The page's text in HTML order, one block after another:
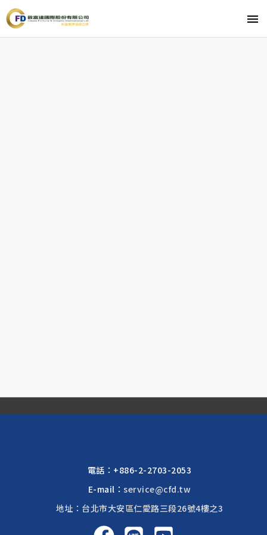
電話： +886-2-2703-2053
E-mail：service@cfd.tw
地址：台北市大安區仁愛路三段26號4樓之3